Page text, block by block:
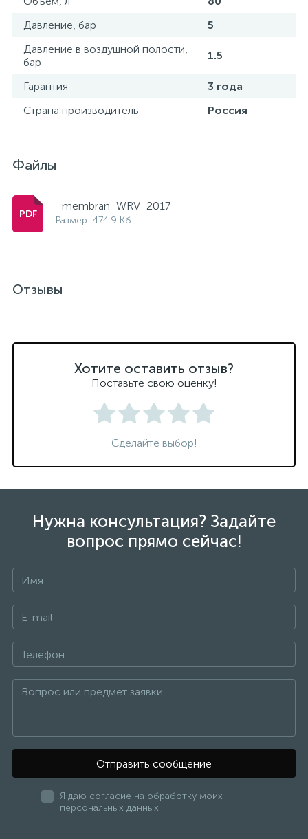
Давление, бар
5
Давление в воздушной полости,
бар
1.5
Гарантия
3 года
Страна производитель
Россия
Файлы
_membran_WRV_2017
Размер: 474.9 Кб
Отзывы
Хотите оставить отзыв?
Поставьте свою оценку!
Сделайте выбор!
Нужна консультация? Задайте
вопрос прямо сейчас!
Отправить сообщение
Я даю согласие на обработку моих
персональных данных